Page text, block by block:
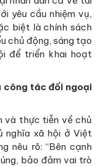
yêu cầu nhiệm vụ,
biệt là chính sách
chủ động, sáng tạo
để triển khai hoạt
công tác đối ngoại
và thực tiễn về chủ
nghĩa xã hội ở Việt
nêu rõ: “Bên cạnh
bảo đảm vai trò